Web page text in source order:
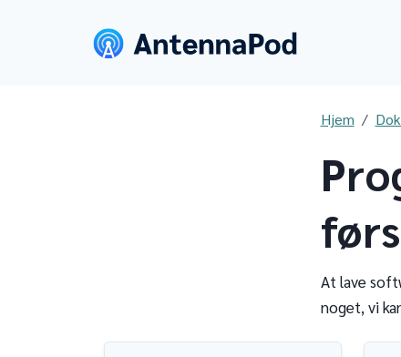
Hjem
At lave
noget, vi